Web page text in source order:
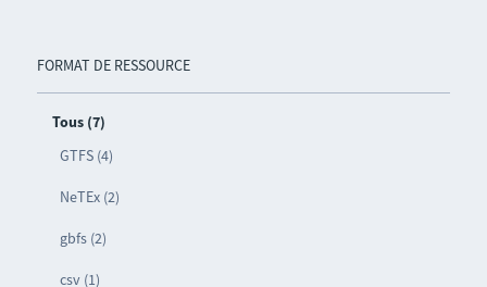
FORMAT DE RESSOURCE
Tous (7)
GTFS (4)
NeTEx (2)
gbfs (2)
csv (1)